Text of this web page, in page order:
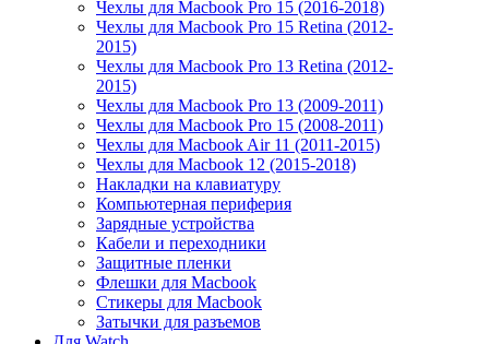
Чехлы для Macbook Pro 15 (2016-2018)
Чехлы для Macbook Pro 15 Retina (2012-
2015)
Чехлы для Macbook Pro 13 Retina (2012-
2015)
Чехлы для Macbook Pro 13 (2009-2011)
Чехлы для Macbook Pro 15 (2008-2011)
Чехлы для Macbook Air 11 (2011-2015)
Чехлы для Macbook 12 (2015-2018)
Накладки на клавиатуру
Компьютерная периферия
Зарядные устройства
Кабели и переходники
Защитные пленки
Флешки для Macbook
Стикеры для Macbook
Затычки для разъемов